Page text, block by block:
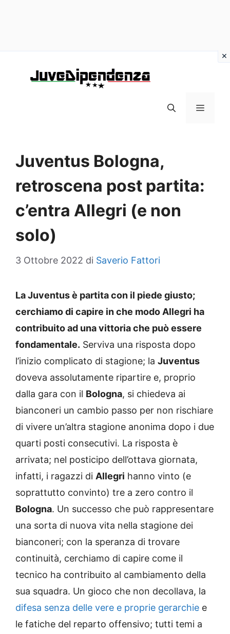
MENU
Juventus Bologna,
retroscena post partita:
c’entra Allegri (e non
solo)
3 Ottobre 2022 di Saverio Fattori
La Juventus è partita con il piede giusto;
cerchiamo di capire in che modo Allegri ha
contribuito ad una vittoria che può essere
fondamentale. Serviva una risposta dopo
l’inizio complicato di stagione; la Juventus
doveva assolutamente ripartire e, proprio
dalla gara con il Bologna, si chiedeva ai
bianconeri un cambio passo per non rischiare
di vivere un’altra stagione anonima dopo i due
quarti posti consecutivi. La risposta è
arrivata; nel posticipo dell’ottava giornata,
infatti, i ragazzi di Allegri hanno vinto (e
soprattutto convinto) tre a zero contro il
Bologna. Un successo che può rappresentare
una sorta di nuova vita nella stagione dei
bianconeri; con la speranza di trovare
continuità, cerchiamo di capire come il
tecnico ha contribuito al cambiamento della
sua squadra. Un gioco che non decollava, la
difesa senza delle vere e proprie gerarchie e
le fatiche del reparto offensivo; tutti temi a